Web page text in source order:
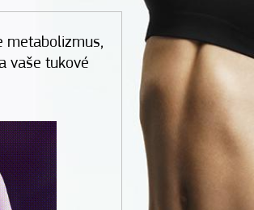
metabolizmus,
vaše tukové